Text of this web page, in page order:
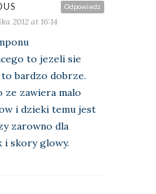
Odpowiedz
2012 at 16:14
to jezeli sie
bardzo dobrze.
ze zawiera malo
i dzieki temu jest
zarowno dla
i skory glowy.